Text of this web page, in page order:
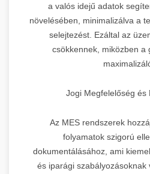
a valós idejű adatok
növelésében, minimalizálva a
selejtezést. Ezáltal az
csökkennek, miközben a
Jogi Megfelelőség és
Az MES rendszerek
folyamatok szigorú
dokumentálásához, ami
és iparági szabályozásoknak